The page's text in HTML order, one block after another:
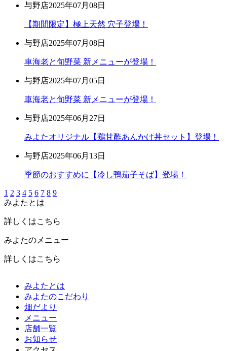
与野店2025年07月08日
【期間限定】極上天然 穴子登場！
与野店2025年07月08日
車海老と旬野菜 新メニューが登場！
与野店2025年07月05日
車海老と旬野菜 新メニューが登場！
与野店2025年06月27日
みよたオリジナル【鶏甘酢あんかけ丼セット】登場！
与野店2025年06月13日
季節のおすすめに【冷し鴨茄子そば】登場！
1 2 3 4 5 6 7 8 9
みよたとは
詳しくはこちら
みよたのメニュー
詳しくはこちら
みよたとは
みよたのこだわり
畑だより
メニュー
店舗一覧
お知らせ